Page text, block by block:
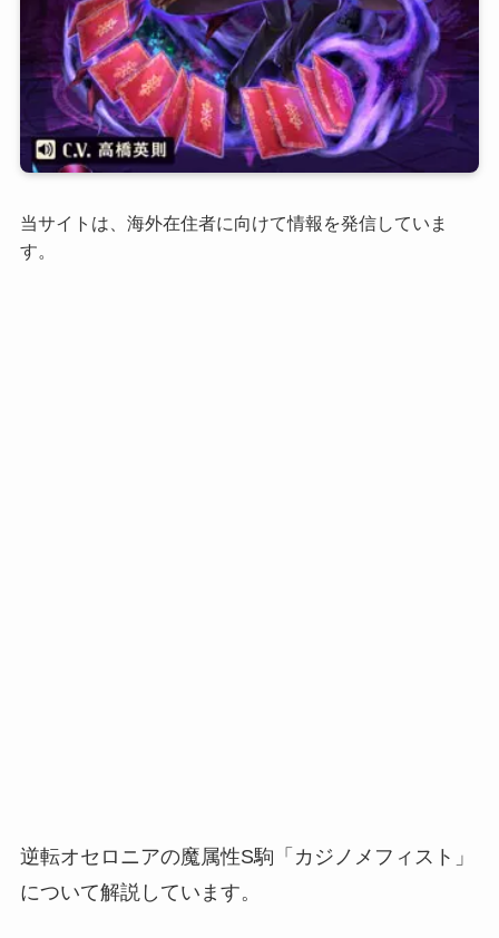
当サイトは、海外在住者に向けて情報を発信していま
す。
逆転オセロニアの魔属性S駒「カジノメフィスト」
について解説しています。